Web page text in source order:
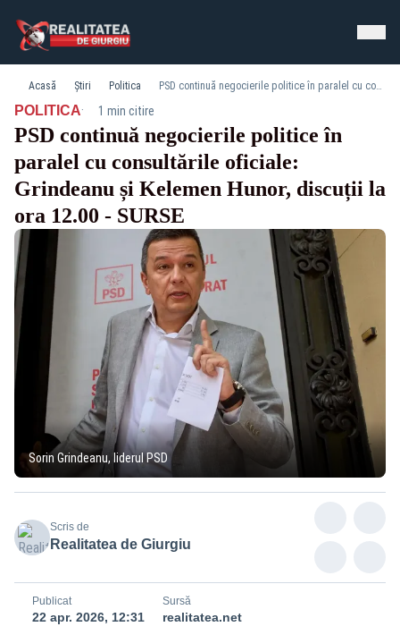
Acasă Știri Politica PSD continuă negocierile politice în paralel cu consultările oficiale: Grindeanu și Kelemen Hunor, discuții la ora 12.00 - SURSE
POLITICA· 1 min citire
PSD continuă negocierile politice în
paralel cu consultările oficiale:
Grindeanu și Kelemen Hunor, discuții la
ora 12.00 - SURSE
Sorin Grindeanu, liderul PSD
Scris de
Realitatea de Giurgiu
Publicat
22 apr. 2026, 12:31
Sursă
realitatea.net